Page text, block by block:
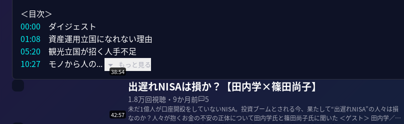
00:00
01:08
05:20
10:27 モノから人の... もっと見る
38:54
出遅れNISAは損か？【田内学×篠田尚子】
1.8万回視聴・ 9か月前 5
未だ1億人が口座開設をしていないNISA。投資ブームとされる今、果たして“出遅れNISA”の人々は損
なのか？人々が抱くお金の不安の正体について田内学氏と篠田尚子氏に聞いた ＜ゲスト＞ 田内学／社
42:57